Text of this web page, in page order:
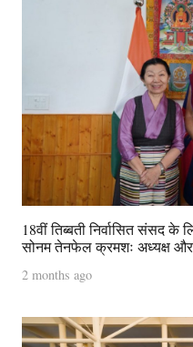
18वीं तिब्बती निर्वासित संसद
सोनम तेनफेल क्रमशः अध्यक्ष और
2 months ago